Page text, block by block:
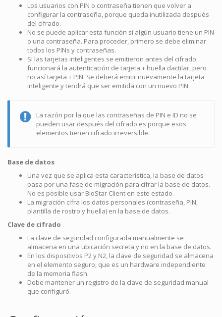
Los usuarios con PIN o contraseña tienen que volver a
configurar la contraseña, porque queda inutilizada después
del cifrado.
No se puede aplicar esta función si algún usuario tiene un PIN
o una contraseña. Para proceder, primero se debe eliminar
todos los PINs y contraseñas.
Si las tarjetas inteligentes se emitieron antes del cifrado,
funcionará la autenticación de tarjeta + huella dactilar, pero
no así tarjeta + PIN. Se deberá emitir nuevamente la tarjeta
inteligente y tendrá que ser emitida con un nuevo PIN.
La razón por la que las contraseñas de PIN e ID no se
pueden usar después del cifrado es porque esos
elementos tienen cifrado irreversible.
Base de datos
Una vez que se aplica esta característica, la base de datos
pasa por una fase de migración para cifrar la base de datos.
No es posible usar BioStar Client en este estado.
La migración cifra los datos personales (contraseña, PIN,
plantilla de rostro y huella) en la base de datos.
Clave de cifrado
La clave de seguridad configurada manualmente se
almacena en una ubicación secreta y no en la base de datos.
En los dispositivos P2 y N2, la clave de seguridad se almacena
en el elemento seguro, que es un hardware independiente
de la memoria flash.
Debe mantener un registro de la clave de seguridad manual
que configuró.